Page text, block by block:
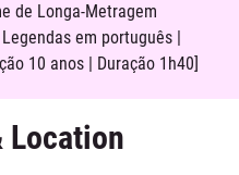
de Longa-Metragem
em português |
10 anos | Duração 1h40]
Location